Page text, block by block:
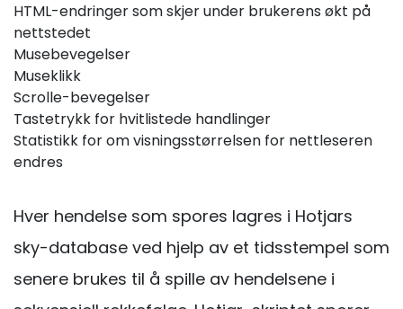
HTML-endringer som skjer under brukerens økt på
nettstedet
Musebevegelser
Museklikk
Scrolle-bevegelser
Tastetrykk for hvitlistede handlinger
Statistikk for om visningsstørrelsen for nettleseren
endres
Hver hendelse som spores lagres i Hotjars
sky-database ved hjelp av et tidsstempel som
senere brukes til å spille av hendelsene i